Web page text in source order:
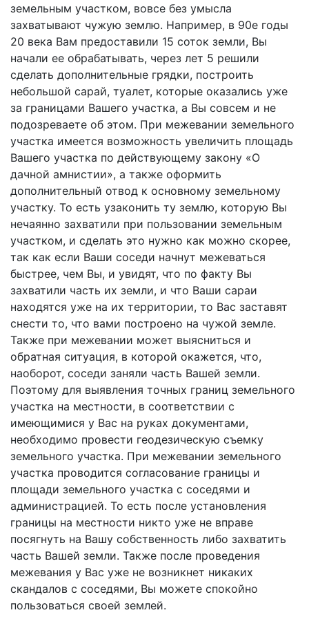
земельным участком, вовсе без умысла
захватывают чужую землю. Например, в 90­е годы
20 века Вам предоставили 15 соток земли, Вы
начали ее обрабатывать, через лет 5 решили
сделать дополнительные грядки, построить
небольшой сарай, туалет, которые оказались уже
за границами Вашего участка, а Вы совсем и не
подозреваете об этом. При межевании земельного
участка имеется возможность увеличить площадь
Вашего участка по действующему закону «О
дачной амнистии», а также оформить
дополнительный отвод к основному земельному
участку. То есть узаконить ту землю, которую Вы
нечаянно захватили при пользовании земельным
участком, и сделать это нужно как можно скорее,
так как если Ваши соседи начнут межеваться
быстрее, чем Вы, и увидят, что по факту Вы
захватили часть их земли, и что Ваши сараи
находятся уже на их территории, то Вас заставят
снести то, что вами построено на чужой земле.
Также при межевании может выясниться и
обратная ситуация, в которой окажется, что,
наоборот, соседи заняли часть Вашей земли.
Поэтому для выявления точных границ земельного
участка на местности, в соответствии с
имеющимися у Вас на руках документами,
необходимо провести геодезическую съемку
земельного участка. При межевании земельного
участка проводится согласование границы и
площади земельного участка с соседями и
администрацией. То есть после установления
границы на местности никто уже не вправе
посягнуть на Вашу собственность либо захватить
часть Вашей земли. Также после проведения
межевания у Вас уже не возникнет никаких
скандалов с соседями, Вы можете спокойно
пользоваться своей землей.